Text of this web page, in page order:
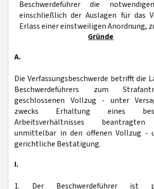
Beschwerdeführer die
einschließlich der Auslagen für das
Erlass einer einstweiligen Anordnung,
Gründe
A.
Die Verfassungsbeschwerde betrifft die
Beschwerdeführers zum
geschlossenen Vollzug - unter
zwecks Erhaltung eines
Arbeitsverhältnisses
unmittelbar in den offenen Vollzug -
gerichtliche Bestätigung.
I.
1. Der Beschwerdeführer ist